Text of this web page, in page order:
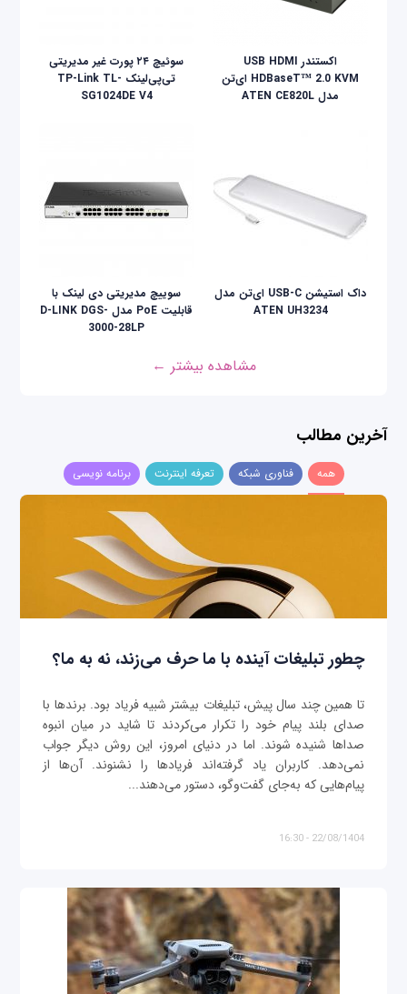
اکستندر USB HDMI
HDBaseT™ 2.0 KVM ای‌تن
مدل ATEN CE820L
سوئیچ ۲۴ پورت غیر مدیریتی
تی‌پی‌لینک TP-Link TL-
SG1024DE V4
داک استیشن USB-C ای‌تن مدل
ATEN UH3234
سوییچ مدیریتی دی لینک با
قابلیت PoE مدل D-LINK DGS-
3000-28LP
مشاهده بیشتر ←
آخرین مطالب
همه فناوری شبکه تعرفه اینترنت برنامه نویسی
چطور تبلیغات آینده با ما حرف می‌زند، نه به ما؟
تا همین چند سال پیش، تبلیغات بیشتر شبیه فریاد بود. برندها با
صدای بلند پیام خود را تکرار می‌کردند تا شاید در میان انبوه
صداها شنیده شوند. اما در دنیای امروز، این روش دیگر جواب
نمی‌دهد. کاربران یاد گرفته‌اند فریادها را نشنوند. آن‌ها از
پیام‌هایی که به‌جای گفت‌وگو، دستور می‌دهند...
22/08/1404 - 16:30